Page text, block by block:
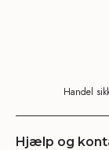
Handel
Hjælp og